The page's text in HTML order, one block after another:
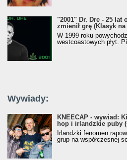
"2001" Dr. Dre - 25
zmienił grę (Klasyk na
W 1999 roku
westcoastowych płyt.
Wywiady:
KNEECAP - wywiad:
hop i irlandzkie puby
Irlandzki fenomen
grup na współczesnej